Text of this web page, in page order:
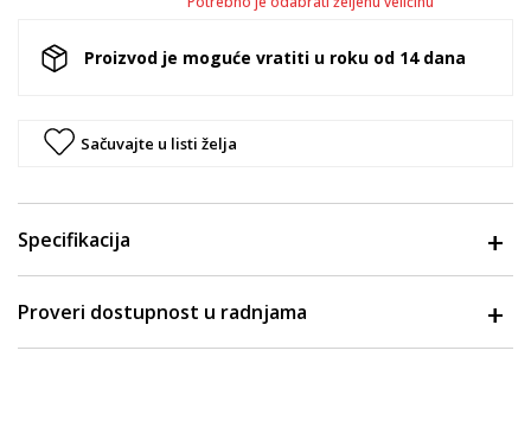
Proizvod je moguće vratiti u roku od 14 dana
Sačuvajte u listi želja
Specifikacija
Proveri dostupnost u radnjama